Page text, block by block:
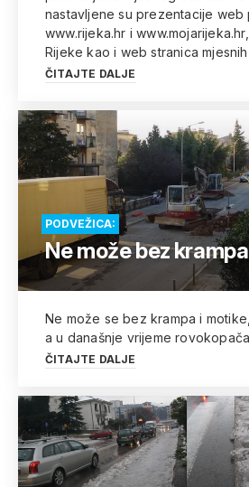
nastavljene su prezentacije web
www.rijeka.hr i
Rijeke kao i web stranica
ČITAJTE DALJE
PODVEŽICA:
Ne može bez
Ne može se bez krampa i
a u današnje vrijeme
ČITAJTE DALJE